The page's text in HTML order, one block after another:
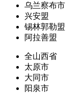
乌兰察布市
兴安盟
锡林郭勒盟
阿拉善盟
全山西省
太原市
大同市
阳泉市